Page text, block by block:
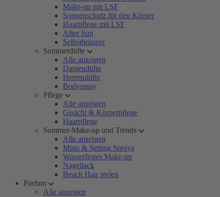
Make-up mit LSF
Sonnenschutz für den Körper
Haarpflege mit LSF
After Sun
Selbstbräuner
Sommerdüfte
Alle anzeigen
Damendüfte
Herrendüfte
Bodyspray
Pflege
Alle anzeigen
Gesicht & Körperpflege
Haarpflege
Sommer-Make-up und Trends
Alle anzeigen
Mists & Setting Sprays
Wasserfestes Make-up
Nagellack
Beach Hair stylen
Parfum
Alle anzeigen